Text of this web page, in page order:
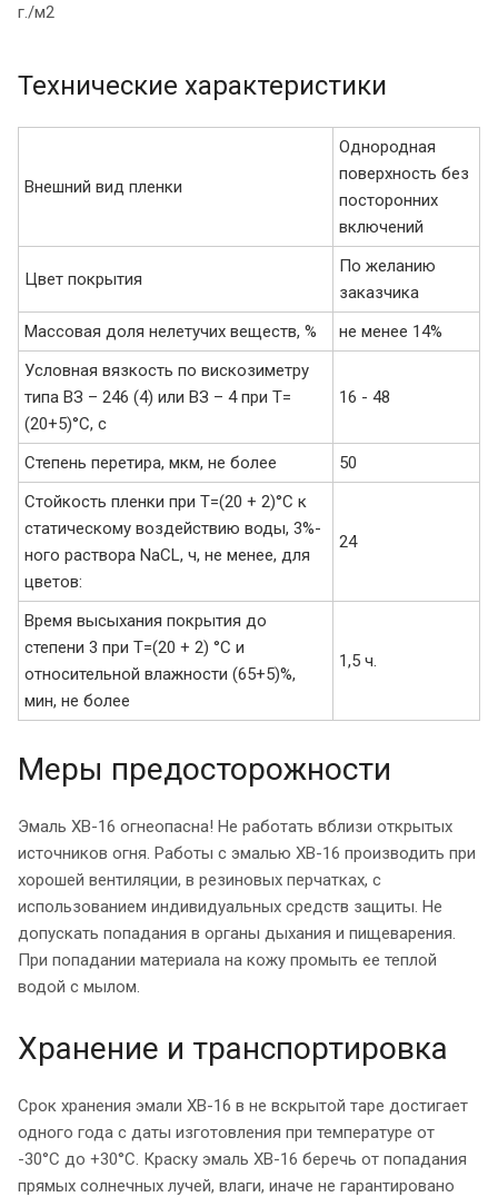
г./м2
Технические характеристики
Внешний вид пленки
Однородная
поверхность без
посторонних
включений
Цвет покрытия
По желанию
заказчика
Массовая доля нелетучих веществ, %
не менее 14%
Условная вязкость по вискозиметру
типа ВЗ – 246 (4) или ВЗ – 4 при Т=
(20+5)°С, с
16 - 48
Степень перетира, мкм, не более
50
Стойкость пленки при Т=(20 + 2)°С к
статическому воздействию воды, 3%-
ного раствора NaCL, ч, не менее, для
цветов:
24
Время высыхания покрытия до
степени 3 при Т=(20 + 2) °С и
относительной влажности (65+5)%,
мин, не более
1,5 ч.
Меры предосторожности
Эмаль ХВ-16 огнеопасна! Не работать вблизи открытых
источников огня. Работы с эмалью ХВ-16 производить при
хорошей вентиляции, в резиновых перчатках, с
использованием индивидуальных средств защиты. Не
допускать попадания в органы дыхания и пищеварения.
При попадании материала на кожу промыть ее теплой
водой с мылом.
Хранение и транспортировка
Срок хранения эмали ХВ-16 в не вскрытой таре достигает
одного года с даты изготовления при температуре от
-30°C до +30°C. Краску эмаль ХВ-16 беречь от попадания
прямых солнечных лучей, влаги, иначе не гарантировано